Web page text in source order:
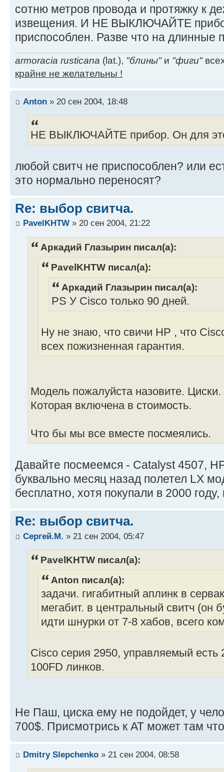
сотню метров провода и протяжку к
извещения. И НЕ ВЫКЛЮЧАЙТЕ
приспособлен. Разве что на длинные
armoracia rusticana (lat.), "блины"и "фиги"
крайне не желательны !
Anton » 20 сен 2004, 18:48
НЕ ВЫКЛЮЧАЙТЕ прибор. Он для
любой свитч не приспособлен? или
это нормально переносят?
Re: выбор свитча.
PavelKHTW » 20 сен 2004, 21:22
Аркадий Глазырин писал(а):
PavelKHTW писал(а):
Аркадий Глазырин писал(а):
PS У Cisco только 90 дней.
Ну не знаю, что свичи HP , что
всех пожизненная гарантия.
Модель пожалуйста назовите.
Которая включена в стоимость.
Что бы мы все вместе посмеялись.
Давайте посмеемся - Catalyst 4507,
буквально месяц назад полетел LX
бесплатно, хотя покупали в 2000
Re: выбор свитча.
Сергей.М. » 21 сен 2004, 05:47
PavelKHTW писал(а):
Anton писал(а):
задачи. гигабитный аплинк в
мегабит. в центральный свитч (он
идти шнурки от 7-8 хабов, всего
Cisco серия 2950, управляемый есть
100FD линков.
Не Паш, циска ему не подойдет, у
700$. Присмотрись к АТ может там
Dmitry Slepchenko » 21 сен 2004, 08:58